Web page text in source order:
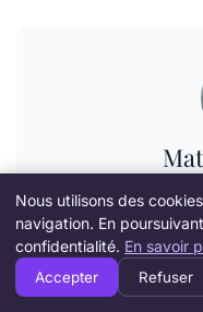
Journaliste
gestion-finance et
Morel couvre
Nous utilisons des
navigation. En
confidentialité. En savoir
Accepter Refuser